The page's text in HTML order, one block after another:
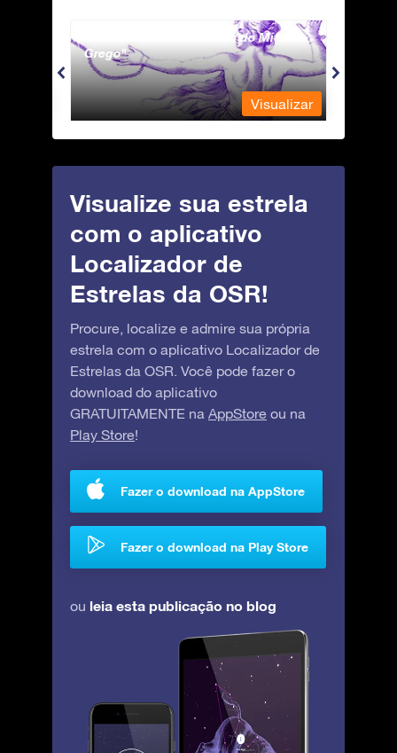
Andromeda - A Princesa do Mito
Grego
Visualizar
Visualize sua estrela
com o aplicativo
Localizador de
Estrelas da OSR!
Procure, localize e admire sua própria
estrela com o aplicativo Localizador de
Estrelas da OSR. Você pode fazer o
download do aplicativo
GRATUITAMENTE na AppStore ou na
Play Store!
Fazer o download na AppStore
Fazer o download na Play Store
ou leia esta publicação no blog